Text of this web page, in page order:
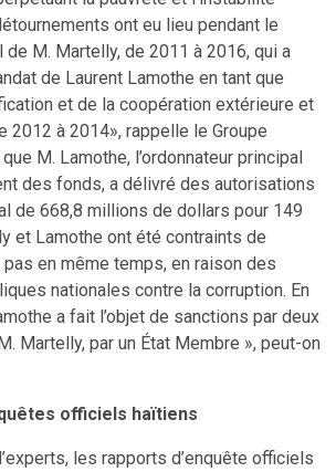
ont eu lieu pendant le
M. Martelly, de 2011 à 2016, qui a
de Laurent Lamothe en tant que
et de la coopération extérieure et
2012 à 2014», rappelle le Groupe
M. Lamothe, l’ordonnateur principal
des fonds, a délivré des autorisations
de 668,8 millions de dollars pour 149
et Lamothe ont été contraints de
en même temps, en raison des
nationales contre la corruption. En
a fait l’objet de sanctions par deux
Martelly, par un État Membre », peut-on
officiels haïtiens
les rapports d’enquête officiels